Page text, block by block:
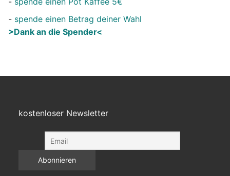
- spende einen Betrag deiner Wahl
>Dank an die Spender<
kostenloser Newsletter